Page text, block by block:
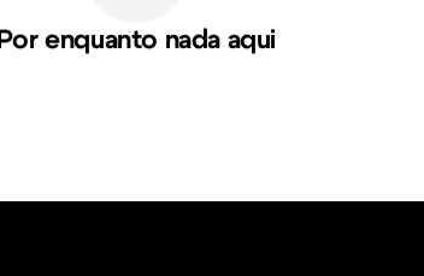
Por enquanto nada aqui